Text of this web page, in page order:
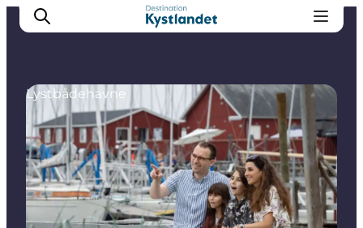
Det sker
Byer
Oplevelser
Overnatning
Lystbådehavne